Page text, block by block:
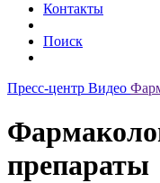
Контакты
Поиск
Пресс-центр Видео
препараты